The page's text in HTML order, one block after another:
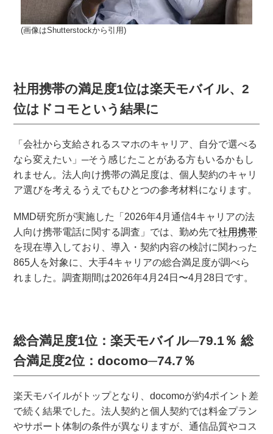
(画像はShutterstockから引用)
社用携帯の満足度1位は楽天モバイル、2
位はドコモという結果に
「会社から支給されるスマホのキャリア、自分で選べる
なら変えたい」─そう感じたことがある方もいるかもし
れません。法人向け携帯の満足度は、個人契約のキャリ
ア選びを考えるうえでもひとつの参考材料になります。
MMD研究所が実施した「2026年4月通信4キャリアの法
人向け携帯電話に関する調査」では、勤め先で社用携帯
を現在導入しており、導入・契約内容の検討に関わった
865人を対象に、大手4キャリアの総合満足度が調べら
れました。調査期間は2026年4月24日〜4月28日です。
総合満足度1位：楽天モバイル─79.1％ 総
合満足度2位：docomo─74.7％
楽天モバイルがトップとなり、docomoが約4ポイント差
で続く結果でした。法人契約と個人契約では料金プラン
やサポート体制の条件が異なりますが、通信品質やコス